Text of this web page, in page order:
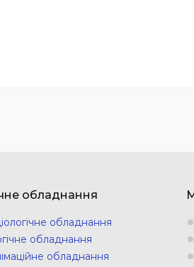
обладнання
обладнання
обладнання
обладнання